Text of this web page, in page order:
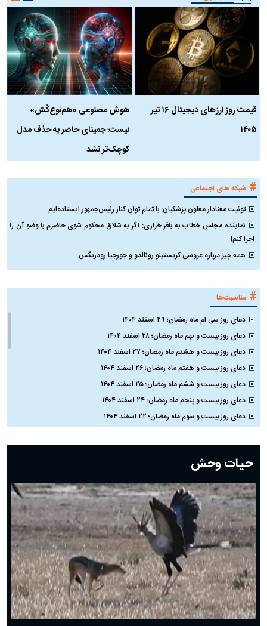
قیمت روز ارز‌های دیجیتال ۱۶ تیر
۱۴۰۵
هوش مصنوعی «هم‌نوع‌کُش»
نیست؛ جمینای حاضر به حذف مدل
کوچک‌تر نشد
# شبکه های اجتماعی
توئیت معنادار معاون پزشکیان: با تمام توان کنار رئیس‌جمهور ایستاده‌ایم
نماینده مجلس خطاب به باقر خرازی: اگر به شلاق محکوم شوی حاضرم با وضو آن را
اجرا کنم!
همه چیز درباره عروسی کریستینو رونالدو و جورجیا رودریگس
# مناسبت‌ها
دعای روز سی ام ماه رمضان؛ ۲۹ اسفند ۱۴۰۴
دعای روز بیست و نهم ماه رمضان؛ ۲۸ اسفند ۱۴۰۴
دعای روز بیست و هشتم ماه رمضان؛ ۲۷ اسفند ۱۴۰۴
دعای روز بیست و هفتم ماه رمضان؛ ۲۶ اسفند ۱۴۰۴
دعای روز بیست و ششم ماه رمضان؛ ۲۵ اسفند ۱۴۰۴
دعای روز بیست و پنجم ماه رمضان؛ ۲۴ اسفند ۱۴۰۴
دعای روز بیست و سوم ماه رمضان؛ ۲۲ اسفند ۱۴۰۴
دعای روز بیستم ماه رمضان؛ ۱۹ اسفند ۱۴۰۴
دعای روز هشتم ماه مبارک رمضان؛ ۷ اسفند ماه ۱۴۰۴
دعای روز هفتم ماه رمضان؛ ۶ اسفند ۱۴۰۴
دعای روز ششم ماه رمضان؛ ۵ اسفند ۱۴۰۴
دعای روز پنجم ماه رمضان؛ ۴ اسفند ۱۴۰۴
دعای روز چهارم ماه مبارک رمضان؛ ۳ اسفند ۱۴۰۴
دعای روز سوم ماه مبارک رمضان؛ ۱۴ اسفند ۱۴۰۴
دعای روز دوم ماه مبارک رمضان ۱ اسفند ماه ۱۴۰۴
دعای روز اول ماه مبارک رمضان، ۳۰ بهمن ۱۴۰۴
حضرت زینب(س) چگونه از دنیا رفت؟
بهترین پیامک تبریک روز پدر ۱۴۰۴؛ جملات زیبا و صمیمانه
حیات وحش